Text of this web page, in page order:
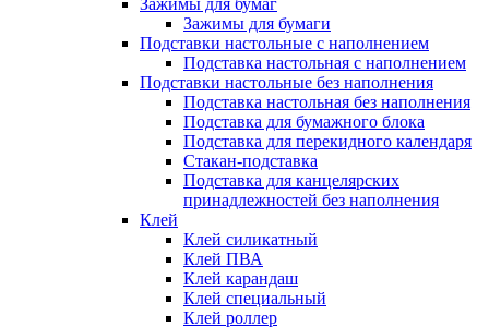
Зажимы для бумаг
Зажимы для бумаги
Подставки настольные с наполнением
Подставка настольная с наполнением
Подставки настольные без наполнения
Подставка настольная без наполнения
Подставка для бумажного блока
Подставка для перекидного календаря
Стакан-подставка
Подставка для канцелярских
принадлежностей без наполнения
Клей
Клей силикатный
Клей ПВА
Клей карандаш
Клей специальный
Клей роллер